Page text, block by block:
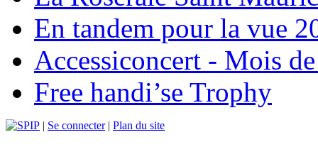
En tandem pour la vue
Accessiconcert - Mois
Free handi’se Trophy
| Se connecter| Plan du site